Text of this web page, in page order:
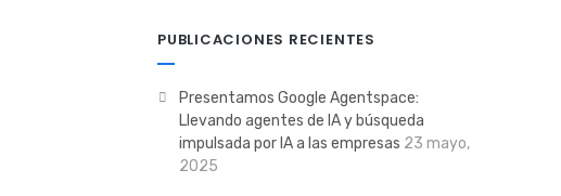
PUBLICACIONES RECIENTES
Presentamos Google Agentspace:
Llevando agentes de IA y búsqueda
impulsada por IA a las empresas 23 mayo,
2025